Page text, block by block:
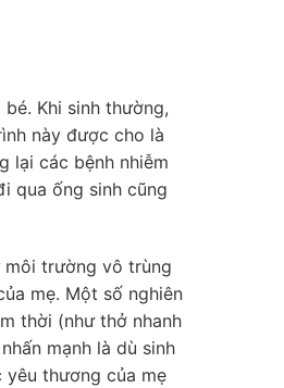
Khi sinh thường,
này được cho là
lại các bệnh nhiễm
qua ống sinh cũng
môi trường vô trùng
mẹ. Một số nghiên
thời (như thở nhanh
mạnh là dù sinh
yêu thương của mẹ